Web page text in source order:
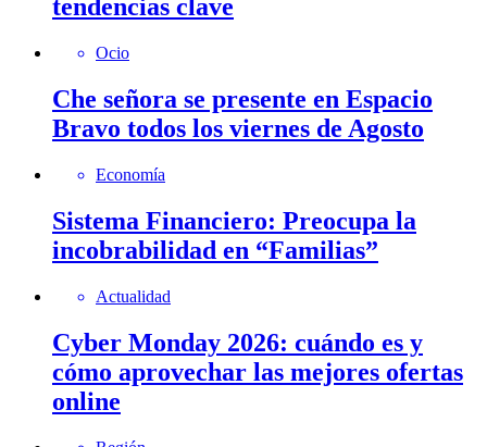
tendencias clave
Ocio
Che señora se presente en Espacio
Bravo todos los viernes de Agosto
Economía
Sistema Financiero: Preocupa la
incobrabilidad en “Familias”
Actualidad
Cyber Monday 2026: cuándo es y
cómo aprovechar las mejores ofertas
online